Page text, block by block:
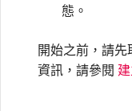
MVE 常見問題
疑難排解後續步驟
提供偵錯資訊以加快
態。
開始之前，請
資訊，請參閱